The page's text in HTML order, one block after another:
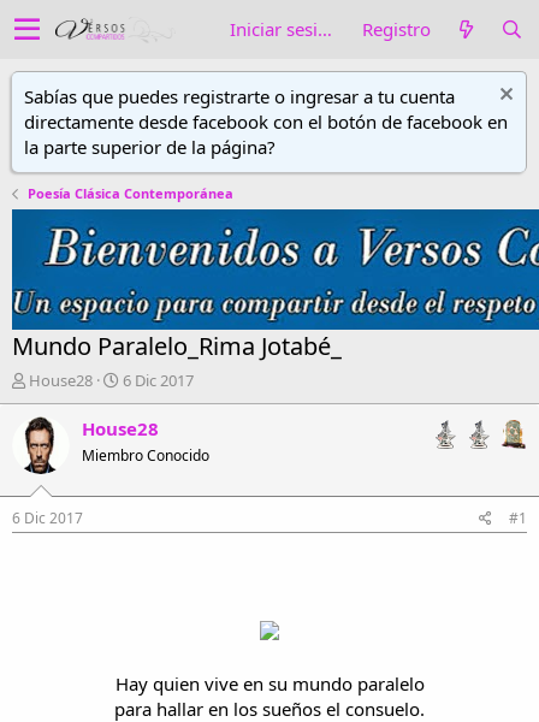
Iniciar sesión Registro
Sabías que puedes registrarte o ingresar a tu cuenta
directamente desde facebook con el botón de facebook en
la parte superior de la página?
Poesía Clásica Contemporánea
Mundo Paralelo_Rima Jotabé_
A
u
t
o
r
d
e
h
House28
F
e
c
h
a
i
6 Dic 2017
House28
Miembro Conocido
6 Dic 2017 #1
Hay quien vive en su mundo paralelo
para hallar en los sueños el consuelo.